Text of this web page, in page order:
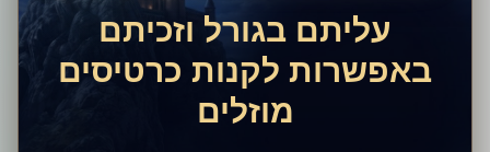
עליתם בגורל וזכיתם
באפשרות לקנות כרטיסים
מוזלים